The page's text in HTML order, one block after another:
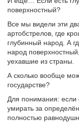
поверхностный?
Все мы видели эти
артобстрелов, где
глубинный народ. А
народ
уехавшие из страны.
А сколько вообще
государстве?
Для понимания: если
умирать за
полностью